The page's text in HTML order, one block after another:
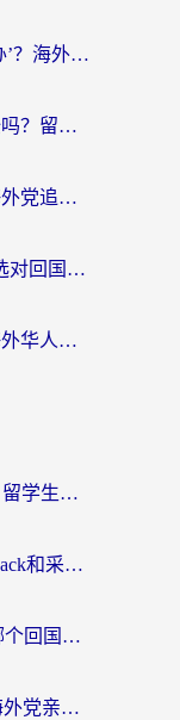
‘蜻蜓所在地区暂时无版权怎么办’？海外党看国内内容、办国内事的实用指南
搜狐视频会员在国外能用吗安全吗？留学生亲测有效的回国观影解决方案
相思蛊国外地区限制怎么看？海外党追剧听歌的终极解决方案
海外党看国外电视app总卡顿？选对回国加速器，追剧购物两不误
马来西亚怎么打不开鄂汇办？海外华人必备的回国加速指南，解决追剧、办事、阅读难题
海外VPN中国：告别地域限制，留学生与华人如何轻松刷国内剧、玩国服？
海外党刷国内资源总卡？Quickback和采集蜂好用吗？这篇指南帮你避坑
ChickCN VPN和旋风VPN对比哪个回国效果更好？海外党亲测实用指南
ChickCN和Quickback哪个好？海外党亲测回国加速器，轻松解锁国内资源（附避坑指南）